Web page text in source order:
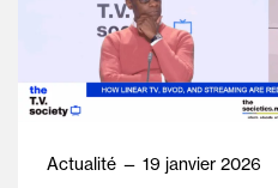
Actualité — 19 janvier 2026